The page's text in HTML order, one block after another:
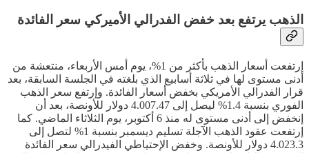
الذهب يرتفع بعد خفض الفدرالي الأميركي سعر الفائدة
إرتفعت أسعار الذهب بأكثر من 1%، يوم أمس الأربعاء، منتعشة من
أدنى مستوى لها في ثلاثة أسابيع الذي بلغته في الجلسة السابقة، بعد
قرار الفدرالي الأمريكي بخفض أسعار الفائدة. وإرتفع سعر الذهب
الفوري بنسبة 1.4% ليصل إلى 4.007.47 دولار للأونصة، بعد أن
إنخفض إلى أدنى مستوى له منذ 6 أكتوبر، يوم الثلاثاء الماضي. كما
إرتفعت عقود الذهب الآجلة تسليم ديسمبر بنسبة 1% لتصل إلى
4.023.3 دولار للأونصة. وخفض الإحتياطي الفيدرالي سعر الفائدة